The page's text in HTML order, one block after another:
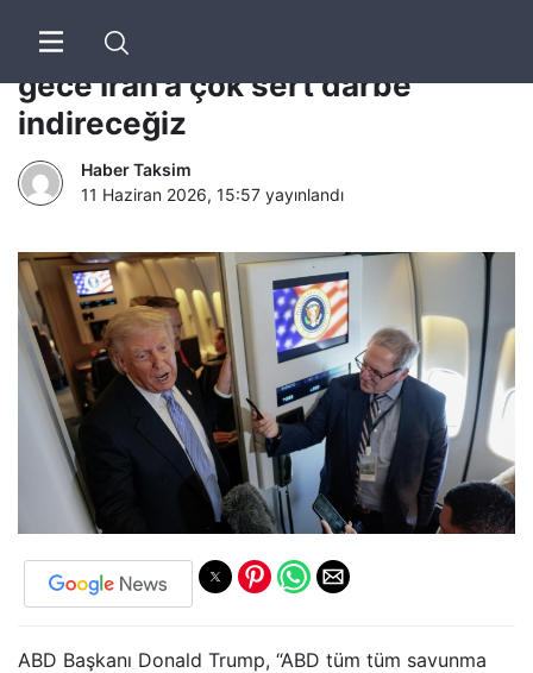
Truth Social | Donald Trump: Bu
gece İran’a çok sert darbe
indireceğiz
Haber Taksim
11 Haziran 2026, 15:57 yayınlandı
ABD Başkanı Donald Trump, “ABD tüm tüm savunma